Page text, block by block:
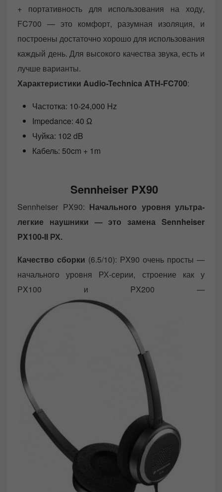
+ портативность для использования на ходу,
FC700 — это комфорт, разумная изоляция, и
построены достаточно хорошо для использования
каждый день. Для высокого качества звука, есть и
лучше варианты.
Характеристики Audio-Technica ATH-FC700:
Частотка: 10-24,000 Hz
Impedance: 40 Ω
Чуйка: 102 dB
Кабель: 50cm + 1m
Sennheiser PX90
Sennheiser PX90: Начального уровня ультра-
легкие наушники — это замена Sennheiser
PX100-II РХ.
Качество сборки (6.5/10): PX90 очень просты —
начального уровня РХ-серии, строение как у
PX100 и PX200 —